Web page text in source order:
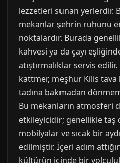
lezzetleri sunan yerlerdir.
mekanlar şehrin ruhunu
noktalardır. Burada
kahvesi ya da çayı
atıştırmalıklar servis
kattmer, meşhur Kilis tava
tadına bakmadan
Bu mekanların atmosferi
etkileyicidir; genellikle taş
mobilyalar ve sıcak bir
edilmiştir. İçeri adım
kültürün içinde bir